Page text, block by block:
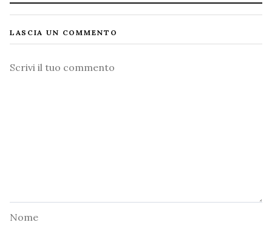
LASCIA UN COMMENTO
Commento